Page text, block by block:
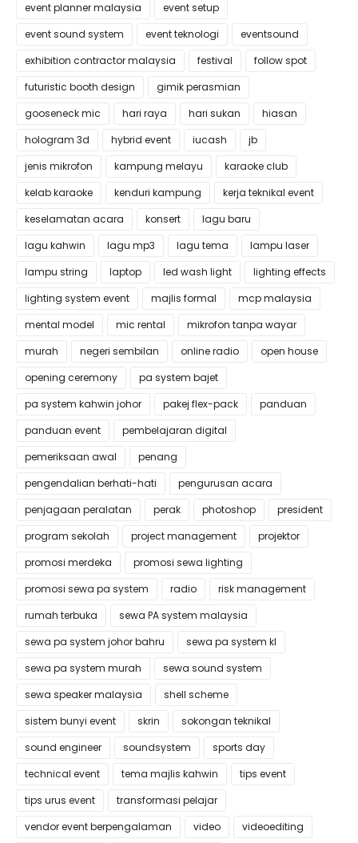
event planner malaysia
event setup
event sound system
event teknologi
eventsound
exhibition contractor malaysia
festival
follow spot
futuristic booth design
gimik perasmian
gooseneck mic
hari raya hari sukan
hiasan
hologram 3d
hybrid event iucash
jb
jenis mikrofon
kampung melayu
karaoke club
kelab karaoke
kenduri kampung
kerja teknikal event
keselamatan acara
konsert
lagu baru
lagu kahwin
lagu mp3 lagu tema
lampu laser
lampu string
laptop led wash light
lighting effects
lighting system event
majlis formal
mcp malaysia
mental model
mic rental
mikrofon tanpa wayar
murah
negeri sembilan online radio
open house
opening ceremony
pa system bajet
pa system kahwin johor
pakej flex-pack
panduan
panduan event
pembelajaran digital
pemeriksaan awal
penang
pengendalian berhati-hati
pengurusan acara
penjagaan peralatan
perak photoshop
president
program sekolah
project management
projektor
promosi merdeka
promosi sewa lighting
promosi sewa pa system
radio
risk management
rumah terbuka
sewa PA system malaysia
sewa pa system johor bahru
sewa pa system kl
sewa pa system murah
sewa sound system
sewa speaker malaysia
shell scheme
sistem bunyi event
skrin
sokongan teknikal
sound engineer
soundsystem
sports day
technical event
tema majlis kahwin
tips event
tips urus event
transformasi pelajar
vendor event berpengalaman
video
videoediting